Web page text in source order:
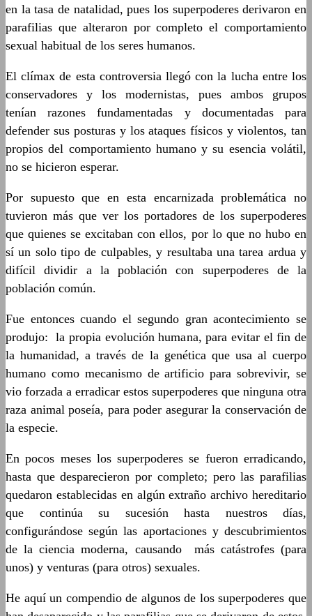
en la tasa de natalidad, pues los superpoderes derivaron en
parafilias que alteraron por completo el comportamiento
sexual habitual de los seres humanos.
El clímax de esta controversia llegó con la lucha entre los
conservadores y los modernistas, pues ambos grupos
tenían razones fundamentadas y documentadas para
defender sus posturas y los ataques físicos y violentos, tan
propios del comportamiento humano y su esencia volátil,
no se hicieron esperar.
Por supuesto que en esta encarnizada problemática no
tuvieron más que ver los portadores de los superpoderes
que quienes se excitaban con ellos, por lo que no hubo en
sí un solo tipo de culpables, y resultaba una tarea ardua y
difícil dividir a la población con superpoderes de la
población común.
Fue entonces cuando el segundo gran acontecimiento se
produjo: la propia evolución humana, para evitar el fin de
la humanidad, a través de la genética que usa al cuerpo
humano como mecanismo de artificio para sobrevivir, se
vio forzada a erradicar estos superpoderes que ninguna otra
raza animal poseía, para poder asegurar la conservación de
la especie.
En pocos meses los superpoderes se fueron erradicando,
hasta que desparecieron por completo; pero las parafilias
quedaron establecidas en algún extraño archivo hereditario
que continúa su sucesión hasta nuestros días,
configurándose según las aportaciones y descubrimientos
de la ciencia moderna, causando más catástrofes (para
unos) y venturas (para otros) sexuales.
He aquí un compendio de algunos de los superpoderes que